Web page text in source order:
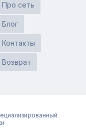
Про сеть
Блог
Контакты
Возврат